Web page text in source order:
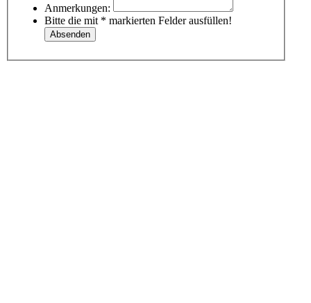
Anmerkungen:
Bitte die mit * markierten Felder ausfüllen!